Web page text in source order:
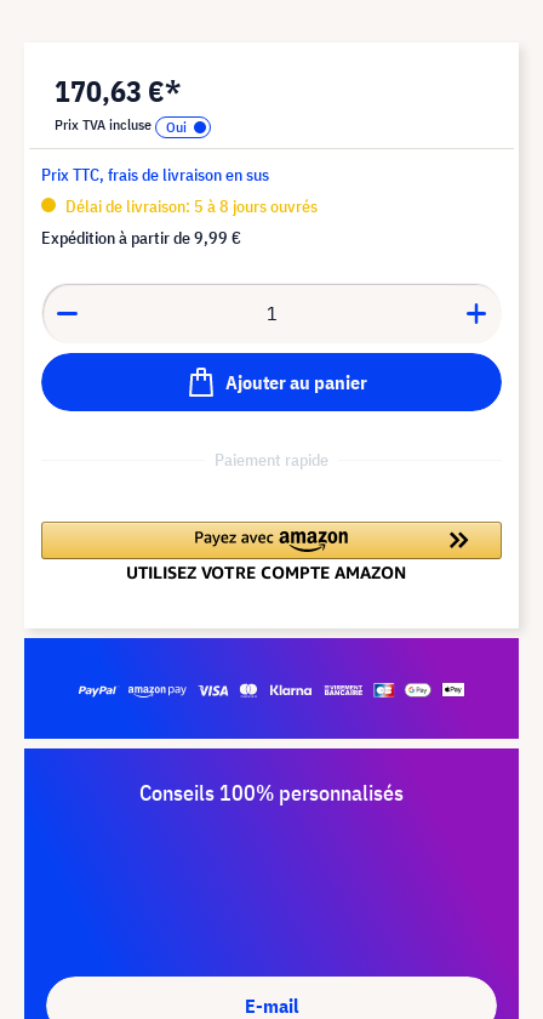
170,63 €*
Prix TVA incluse
Prix TTC, frais de livraison en sus
Délai de livraison: 5 à 8 jours ouvrés
Expédition à partir de9,99 €
Ajouter au panier
Paiement rapide
Conseils 100% personnalisés
E-mail